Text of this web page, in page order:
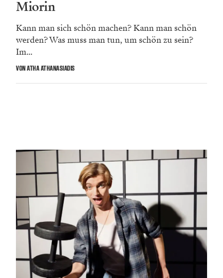
Miorin
Kann man sich schön machen? Kann man schön
werden? Was muss man tun, um schön zu sein?
Im...
VON ATHA ATHANASIADIS